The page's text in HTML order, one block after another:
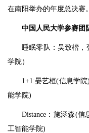
在南阳举办的年度总决赛。
中国人民大学参赛团
睡眠零队：吴致楷
学院）
1+1:晏艺桓(信息学
能学院)
Distance：施涵森(
工智能学院)